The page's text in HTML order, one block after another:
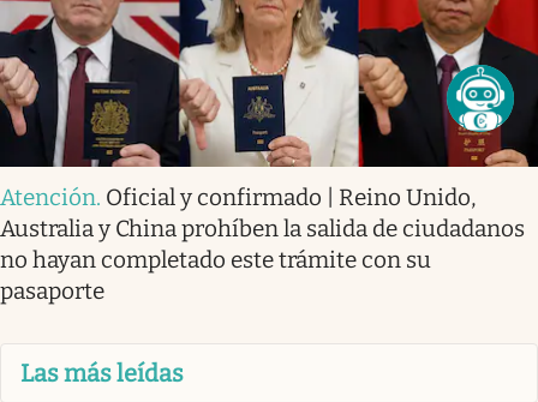
Atención. Oficial y confirmado | Reino Unido,
Australia y China prohíben la salida de ciudadanos
no hayan completado este trámite con su
pasaporte
Las más leídas